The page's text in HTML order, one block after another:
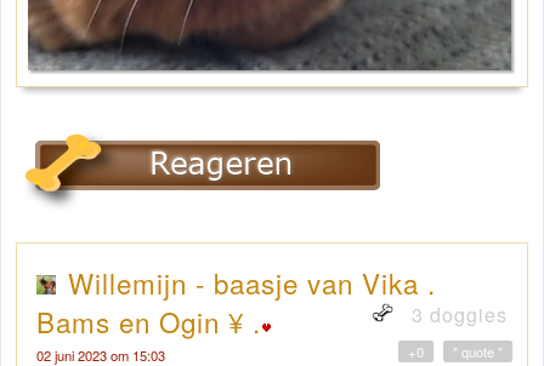
Willemijn - baasje van Vika .
Bams en Ogin ¥ .
3 doggies
02 juni 2023 om 15:03 " quote "
+0